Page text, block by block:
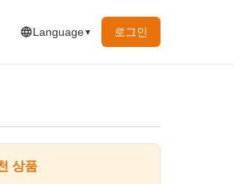
Language▼ 로그인
금 정보
상품